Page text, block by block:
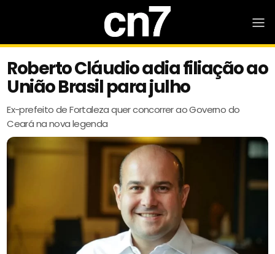
Roberto Cláudio adia filiação ao
União Brasil para julho
Ex-prefeito de Fortaleza quer concorrer ao Governo do
Ceará na nova legenda